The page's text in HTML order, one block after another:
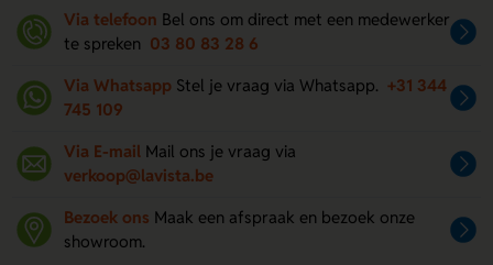
Via telefoon Bel ons om direct met een medewerker
te spreken 03 80 83 28 6
Via Whatsapp Stel je vraag via Whatsapp. +31 344
745 109
Via E-mail Mail ons je vraag via
verkoop@lavista.be
Bezoek ons Maak een afspraak en bezoek onze
showroom.